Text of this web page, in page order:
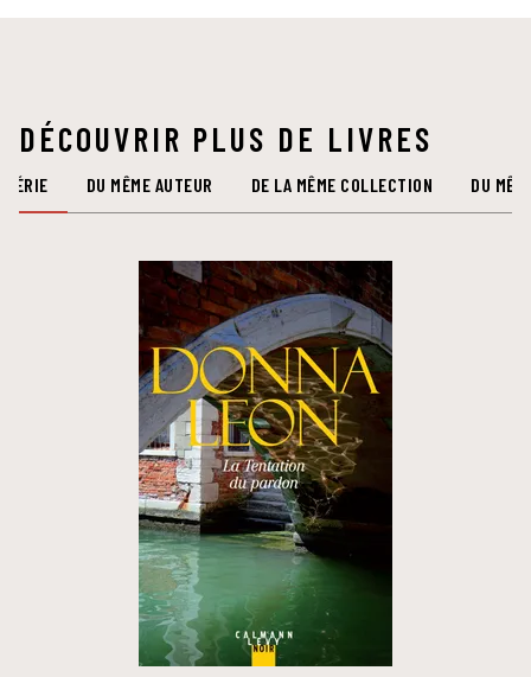
DÉCOUVRIR PLUS DE LIVRES
SÉRIE DU MÊME AUTEUR DE LA MÊME COLLECTION DU